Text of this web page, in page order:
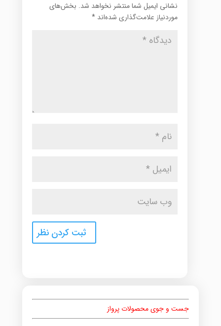
نشانی ایمیل شما منتشر نخواهد شد. بخش‌های
موردنیاز علامت‌گذاری شده‌اند *
جست و جوی محصولات پرواز